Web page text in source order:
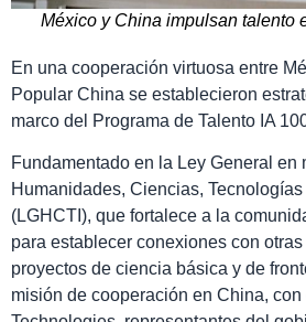
México y China impulsan talento
En una cooperación virtuosa entre
Popular China se establecieron
marco del Programa de Talento IA
Fundamentado en la Ley General en
Humanidades, Ciencias,
(LGHCTI), que fortalece a la
para establecer conexiones con
proyectos de ciencia básica y de
misión de cooperación en China,